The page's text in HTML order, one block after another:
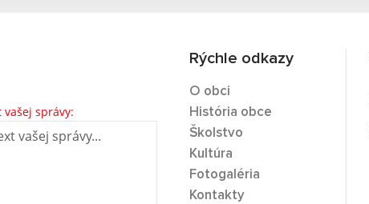
vašej správy:
Rýchle odkazy
O obci
História obce
Školstvo
Kultúra
Fotogaléria
Kontakty